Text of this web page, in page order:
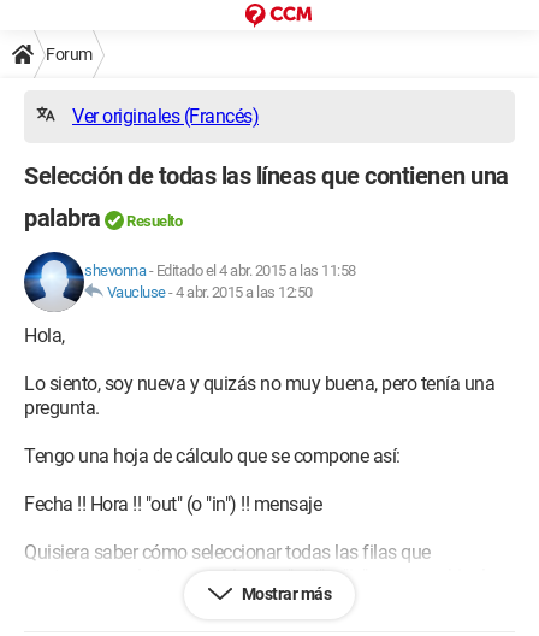
Forum
Ver originales (Francés)
Selección de todas las líneas que contienen una
palabra
Resuelto
shevonna- Editado el 4 abr. 2015 a las 11:58
Vaucluse-4 abr. 2015 a las 12:50
Hola,
Lo siento, soy nueva y quizás no muy buena, pero tenía una
pregunta.
Tengo una hoja de cálculo que se compone así:
Fecha !! Hora !! "out" (o "in") !! mensaje
Quisiera saber cómo seleccionar todas las filas que
contengan en la tercera columna "out" o "in" para cambiar la
fuente de uno de un color y el otro de otro.
Mostrar más